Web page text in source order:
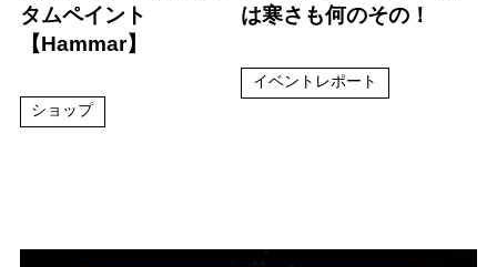
タムペイント
【Hammar】
ショップ
は寒さも何のその！
イベントレポート